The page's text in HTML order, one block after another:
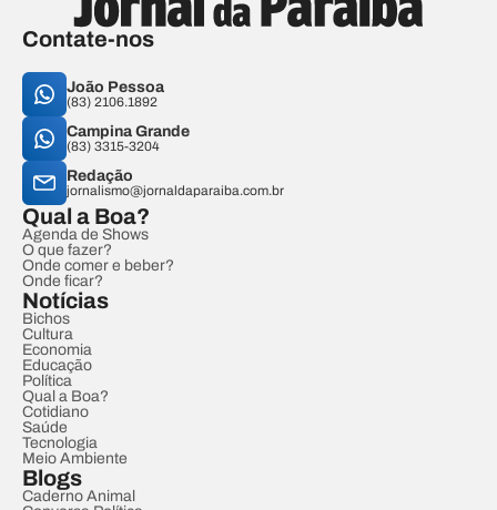
Contate-nos
João Pessoa
(83) 2106.1892
Campina Grande
(83) 3315-3204
Redação
jornalismo@jornaldaparaiba.com.br
Qual a Boa?
Agenda de Shows
O que fazer?
Onde comer e beber?
Onde ficar?
Notícias
Bichos
Cultura
Economia
Educação
Política
Qual a Boa?
Cotidiano
Saúde
Tecnologia
Meio Ambiente
Blogs
Caderno Animal